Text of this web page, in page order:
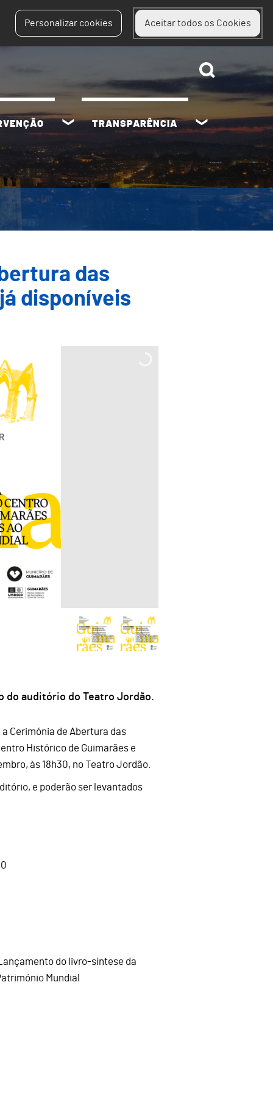
Personalizar cookies Aceitar todos os Cookies
TRANSPARÊNCIA
das
disponíveis
do auditório do Teatro Jordão.
Cerimónia de Abertura das
Histórico de Guimarães e
às 18h30, no Teatro Jordão.
e poderão ser levantados
do livro-síntese da
Mundial